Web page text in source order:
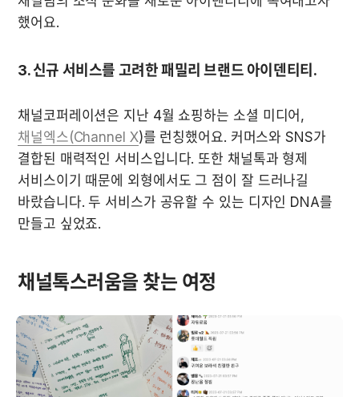
했어요.
3. 신규 서비스를 고려한 패밀리 브랜드 아이덴티티.
채널엑스(Channel X)를 런칭했어요. 커머스와 SNS가
결합된 매력적인 서비스입니다. 또한 채널톡과 형제
서비스이기 때문에 외형에서도 그 점이 잘 드러나길
바랐습니다. 두 서비스가 공유할 수 있는 디자인 DNA를
만들고 싶었죠.
채널톡스러움을 찾는 여정